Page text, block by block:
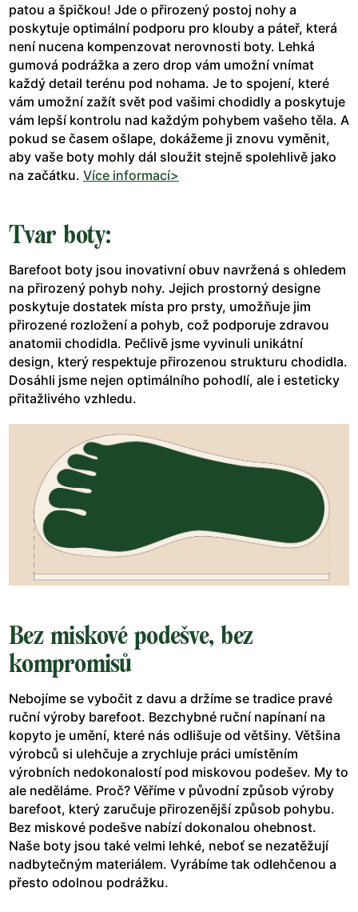
patou a špičkou! Jde o přirozený postoj nohy a
poskytuje optimální podporu pro klouby a páteř, která
není nucena kompenzovat nerovnosti boty. Lehká
gumová podrážka a zero drop vám umožní vnímat
každý detail terénu pod nohama. Je to spojení, které
vám umožní zažít svět pod vašimi chodidly a poskytuje
vám lepší kontrolu nad každým pohybem vašeho těla. A
pokud se časem ošlape, dokážeme ji znovu vyměnit,
aby vaše boty mohly dál sloužit stejně spolehlivě jako
na začátku. Více informací>
Tvar boty:
Barefoot boty jsou inovativní obuv navržená s ohledem
na přirozený pohyb nohy. Jejich prostorný designe
poskytuje dostatek místa pro prsty, umožňuje jim
přirozené rozložení a pohyb, což podporuje zdravou
anatomii chodidla. Pečlivě jsme vyvinuli unikátní
design, který respektuje přirozenou strukturu chodidla.
Dosáhli jsme nejen optimálního pohodlí, ale i esteticky
přitažlivého vzhledu.
Bez miskové podešve, bez
kompromisů
Nebojíme se vybočit z davu a držíme se tradice pravé
ruční výroby barefoot. Bezchybné ruční napínaní na
kopyto je umění, které nás odlišuje od většiny. Většina
výrobců si ulehčuje a zrychluje práci umístěním
výrobních nedokonalostí pod miskovou podešev. My to
ale neděláme. Proč? Věříme v původní způsob výroby
barefoot, který zaručuje přirozenější způsob pohybu.
Bez miskové podešve nabízí dokonalou ohebnost.
Naše boty jsou také velmi lehké, neboť se nezatěžují
nadbytečným materiálem. Vyrábíme tak odlehčenou a
přesto odolnou podrážku.